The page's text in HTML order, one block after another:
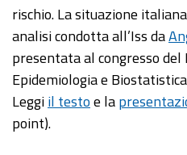
rischio. La situazione
analisi condotta all’Iss da
presentata al congresso
Epidemiologia e
Leggiil testoe la
point).